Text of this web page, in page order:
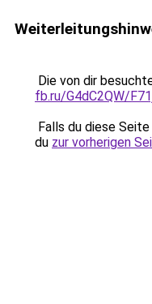
Die von dir
fb.ru/G4dC2QW/
Falls du diese
du zur vorherigen